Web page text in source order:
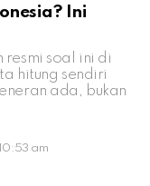
Ini
resmi soal ini di
hitung sendiri
ada, bukan
am